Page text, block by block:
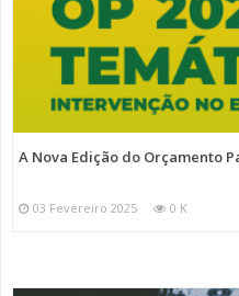
A Nova Edição do Orçamento
03 Fevereiro 2025 0 K